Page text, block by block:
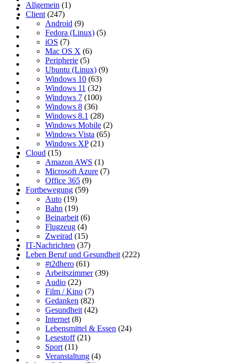
Allgemein (1)
Client (247)
Android (9)
Fedora (Linux) (5)
iOS (7)
Mac OS X (6)
Peripherie (5)
Ubuntu (Linux) (9)
Windows 10 (63)
Windows 11 (32)
Windows 7 (100)
Windows 8 (36)
Windows 8.1 (28)
Windows Mobile (2)
Windows Vista (65)
Windows XP(21)
Cloud (15)
Amazon AWS (1)
Microsoft Azure (7)
Office 365 (9)
Fortbewegung (59)
Auto (19)
Bahn (19)
Beinarbeit (6)
Flugzeug (4)
Zweirad (15)
IT-Nachrichten (37)
Leben Beruf und Gesundheit (222)
#t2dhero (61)
Arbeitszimmer(39)
Audio (22)
Film / Kino (7)
Gedanken (82)
Gesundheit (42)
Internet (8)
Lebensmittel & Essen (24)
Lesestoff(21)
Sport (11)
Veranstaltung (4)